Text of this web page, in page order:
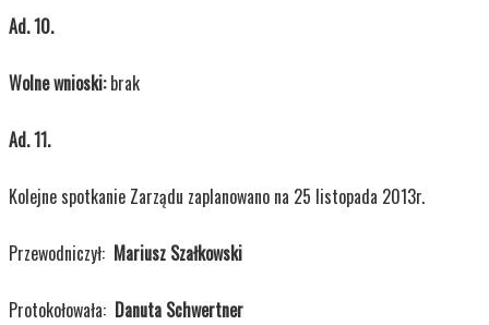
Ad. 10.
Wolne wnioski:brak
Ad. 11.
Kolejne spotkanie Zarządu zaplanowano na 25 listopada 2013r.
Przewodniczył: Mariusz Szałkowski
Protokołowała: Danuta Schwertner